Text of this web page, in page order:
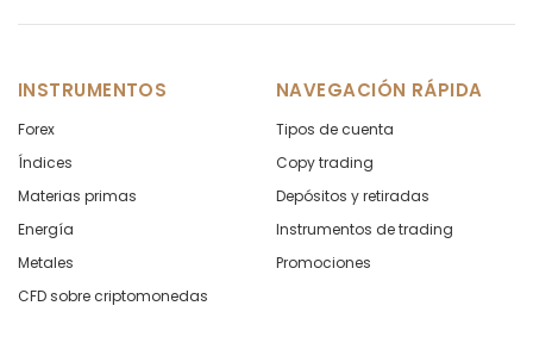
INSTRUMENTOS
Forex
Índices
Materias primas
Energía
Metales
CFD sobre criptomonedas
NAVEGACIÓN RÁPIDA
Tipos de cuenta
Copy trading
Depósitos y retiradas
Instrumentos de trading
Promociones